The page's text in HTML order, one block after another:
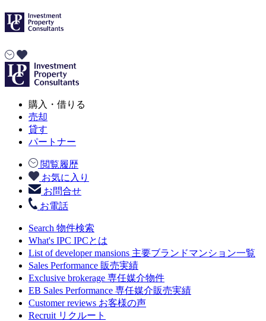
購入・借りる
売却
貸す
パートナー
閲覧履歴
お気に入り
お問合せ
お電話
Search 物件検索
What's IPC IPCとは
List of developer mansions 主要ブランドマンション一覧
Sales Performance 販売実績
Exclusive brokerage 専任媒介物件
EB Sales Performance 専任媒介販売実績
Customer reviews お客様の声
Recruit リクルート